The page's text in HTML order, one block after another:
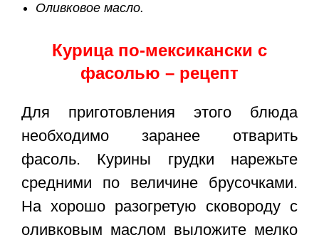
Оливковое масло.
Курица по-мексикански с
фасолью – рецепт
Для приготовления этого блюда
необходимо заранее отварить
фасоль. Курины грудки нарежьте
средними по величине брусочками.
На хорошо разогретую сковороду с
оливковым маслом выложите мелко